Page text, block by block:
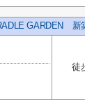
GARDEN
徒